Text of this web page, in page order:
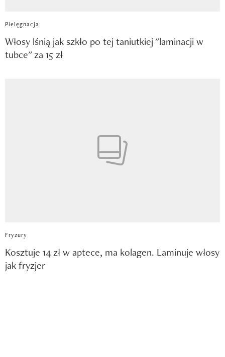
Pielęgnacja
Włosy lśnią jak szkło po tej taniutkiej "laminacji w
tubce" za 15 zł
Fryzury
Kosztuje 14 zł w aptece, ma kolagen. Laminuje włosy
jak fryzjer